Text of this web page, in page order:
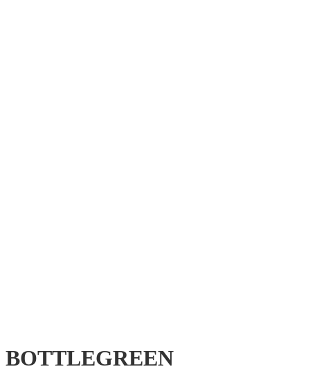
BOTTLEGREEN